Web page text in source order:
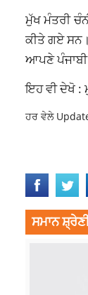
ਮੁੱਖ ਮੰਤਰੀ
ਕੀਤੇ ਗਏ ਸਨ।
ਆਪਣੇ
ਇਹ ਵੀ ਦੇਖੋ :
ਹਰ ਵੇਲੇ
ਸਮਾਨ